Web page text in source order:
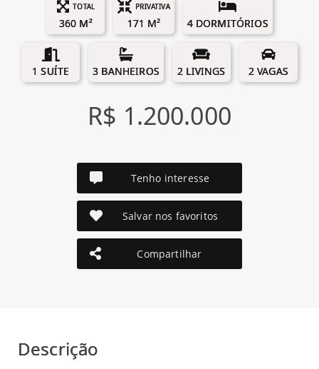
TOTAL
360 M²
PRIVATIVA
171 M² 4 DORMITÓRIOS
1 SUÍTE 3 BANHEIROS 2 LIVINGS 2 VAGAS
R$ 1.200.000
Tenho interesse
Salvar nos favoritos
Compartilhar
Descrição